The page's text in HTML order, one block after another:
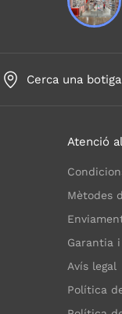
Cerca una botiga
Atenció
Mètodes
Garantia
Avís legal
Política